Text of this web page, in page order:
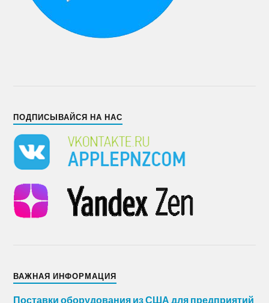
ПОДПИСЫВАЙСЯ НА НАС
ВАЖНАЯ ИНФОРМАЦИЯ
Поставки оборудования из США для предприятий